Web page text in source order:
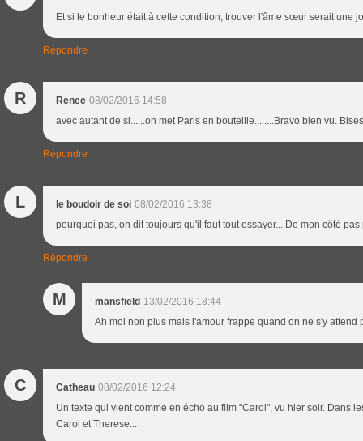
Et si le bonheur était à cette condition, trouver l'âme sœur serait une
Répondre
R Renee 08/02/2016 14:58
avec autant de si......on met Paris en bouteille........Bravo bien vu.
Répondre
L le boudoir de soi 08/02/2016 13:38
pourquoi pas, on dit toujours qu'il faut tout essayer... De mon côté pas
Répondre
M mansfield 13/02/2016 18:44
Ah moi non plus mais l'amour frappe quand on ne s'y attend
C Catheau 08/02/2016 12:24
Un texte qui vient comme en écho au film "Carol", vu hier soir. Dans
Carol et Therese...